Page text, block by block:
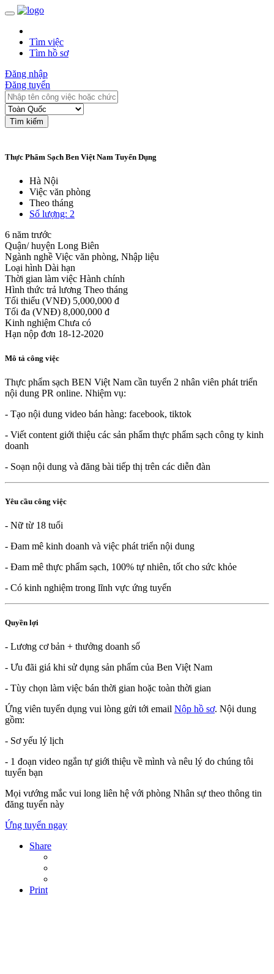
Tìm việc
Tìm hồ sơ
Đăng nhập
Đăng tuyển
Tìm kiếm
Thực Phẩm Sạch Ben Việt Nam Tuyển Dụng
Hà Nội
Việc văn phòng
Theo tháng
Số lượng: 2
6 năm trước
Quận/ huyện Long Biên
Ngành nghề Việc văn phòng, Nhập liệu
Loại hình Dài hạn
Thời gian làm việc Hành chính
Hình thức trả lương Theo tháng
Tối thiểu (VNĐ) 5,000,000 đ
Tối đa (VNĐ) 8,000,000 đ
Kinh nghiệm Chưa có
Hạn nộp đơn 18-12-2020
Mô tả công việc
Thực phẩm sạch BEN Việt Nam cần tuyển 2 nhân viên phát triển
nội dung PR online. Nhiệm vụ:
- Tạo nội dung video bán hàng: facebook, tiktok
- Viết content giới thiệu các sản phẩm thực phẩm sạch công ty kinh
doanh
- Soạn nội dung và đăng bài tiếp thị trên các diễn đàn
Yêu cầu công việc
- Nữ từ 18 tuổi
- Đam mê kinh doanh và việc phát triển nội dung
- Đam mê thực phẩm sạch, 100% tự nhiên, tốt cho sức khỏe
- Có kinh nghiệm trong lĩnh vực ứng tuyển
Quyền lợi
- Lương cơ bản + thưởng doanh số
- Ưu đãi giá khi sử dụng sản phẩm của Ben Việt Nam
- Tùy chọn làm việc bán thời gian hoặc toàn thời gian
Ứng viên tuyển dụng vui lòng gửi tới email Nộp hồ sơ. Nội dung
gồm:
- Sơ yếu lý lịch
- 1 đoạn video ngắn tự giới thiệu về mình và nêu lý do chúng tôi
tuyển bạn
Mọi vướng mắc vui long liên hệ với phòng Nhân sự theo thông tin
đăng tuyển này
Ứng tuyển ngay
Share
Print